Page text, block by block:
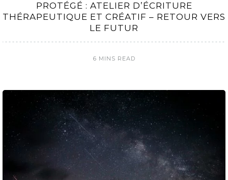
PROTÉGÉ : ATELIER D’ÉCRITURE
THÉRAPEUTIQUE ET CRÉATIF – RETOUR VERS
LE FUTUR
6 MINS READ